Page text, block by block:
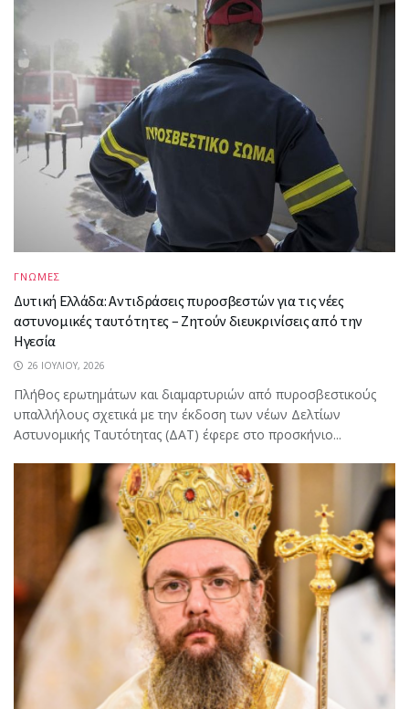
ΓΝΩΜΕΣ
Δυτική Ελλάδα: Αντιδράσεις πυροσβεστών για τις νέες
αστυνομικές ταυτότητες – Ζητούν διευκρινίσεις από την
Ηγεσία
26 ΙΟΥΛΊΟΥ, 2026
Πλήθος ερωτημάτων και διαμαρτυριών από πυροσβεστικούς
υπαλλήλους σχετικά με την έκδοση των νέων Δελτίων
Αστυνομικής Ταυτότητας (ΔΑΤ) έφερε στο προσκήνιο...